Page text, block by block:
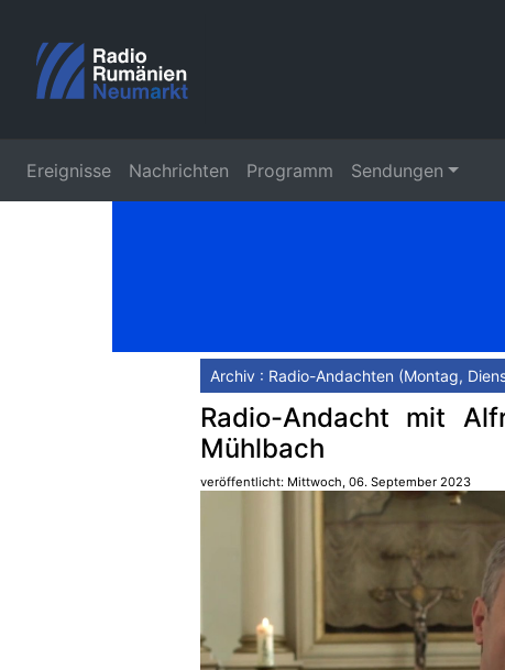
Ereignisse Nachrichten Programm Sendungen
Archiv : Radio-Andachten (Montag,
Radio-Andacht mit
Mühlbach
veröffentlicht: Mittwoch, 06. September 2023